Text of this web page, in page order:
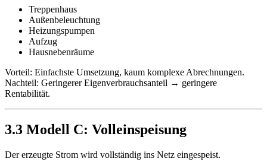
Treppenhaus
Außenbeleuchtung
Heizungspumpen
Aufzug
Hausnebenräume
Vorteil: Einfachste Umsetzung, kaum komplexe Abrechnungen.
Nachteil: Geringerer Eigenverbrauchsanteil → geringere
Rentabilität.
3.3 Modell C: Volleinspeisung
Der erzeugte Strom wird vollständig ins Netz eingespeist.